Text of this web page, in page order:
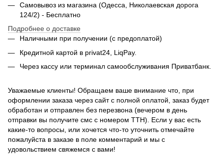
Самовывоз из магазина (Одесса, Николаевская дорога
124/2) - Бесплатно
Подробнее о доставке
Наличными при получении (с предоплатой)
Кредитной картой в privat24, LiqPay.
Через кассу или терминал самообслуживания Приватбанк.
Уважаемые клиенты! Обращаем ваше внимание что, при
оформлении заказа через сайт с полной оплатой, заказ будет
обработан и отправлен без перезвона (вечером в день
отправки вы получите смс с номером ТТН). Если у вас есть
какие-то вопросы, или хочется что-то уточнить отмечайте
пожалуйста в заказе в поле комментарий и мы с
удовольствием свяжемся с вами!